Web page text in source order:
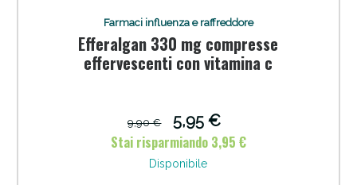
Farmaci influenza e raffreddore
Efferalgan 330 mg compresse
effervescenti con vitamina c
9,90 €
5,95 €
Stai risparmiando 3,95 €
Disponibile